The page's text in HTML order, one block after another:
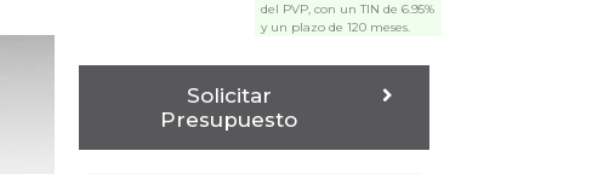
del PVP, con un TIN de 6.95%
y un plazo de 120 meses.
Solicitar
Presupuesto